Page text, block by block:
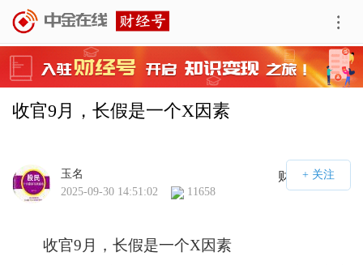
收官9月，长假是一个X因素
财经号APP
玉名
2025-09-30 14:51:02
11658
收官9月，长假是一个X因素